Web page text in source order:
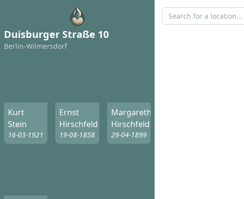
Duisburger Straße 10
Berlin-Wilmersdorf
Kurt
Stein
16-03-1921
Ernst
Hirschfeld
19-08-1858
Margarethe
Hirschfeld
29-04-1899